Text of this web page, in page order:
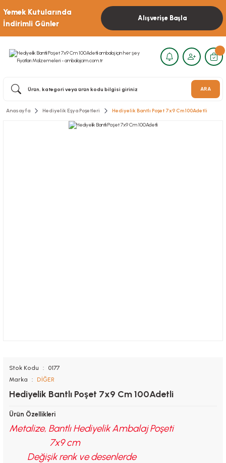
Yemek Kutularında
İndirimli Günler
Alışverişe Başla
ARA
Anasayfa Hediyelik Eşya Poşetleri Hediyelik Bantlı Poşet 7x9 Cm 100Adetli
Stok Kodu
0177
Marka
DİĞER
Hediyelik Bantlı Poşet 7x9 Cm 100Adetli
Ürün Özellikleri
Metalize, Bantlı Hediyelik Ambalaj Poşeti
7x9 cm
Değişik renk ve desenlerde